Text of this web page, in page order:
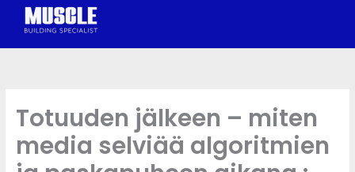
Totuuden jälkeen – miten
media selviää algoritmien